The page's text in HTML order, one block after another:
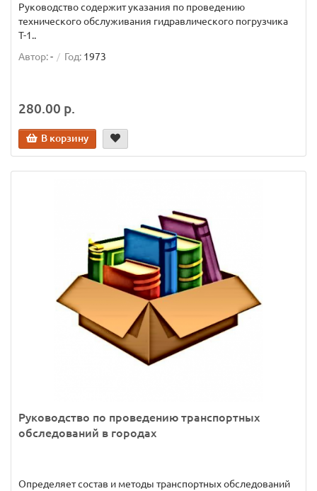
Руководство содержит указания по проведению
технического обслуживания гидравлического погрузчика
Т-1..
Автор:- Год: 1973
280.00 р.
В корзину
Руководство по проведению транспортных
обследований в городах
Определяет состав и методы транспортных обследований